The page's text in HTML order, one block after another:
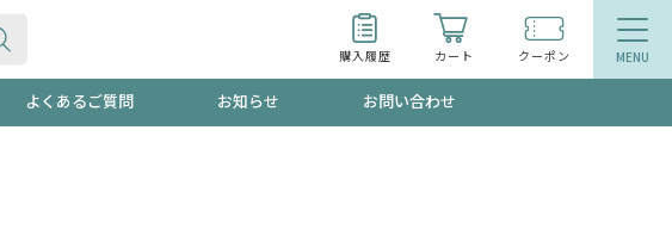
購入履歴 カート クーポン
よくあるご質問 お知らせ お問い合わせ